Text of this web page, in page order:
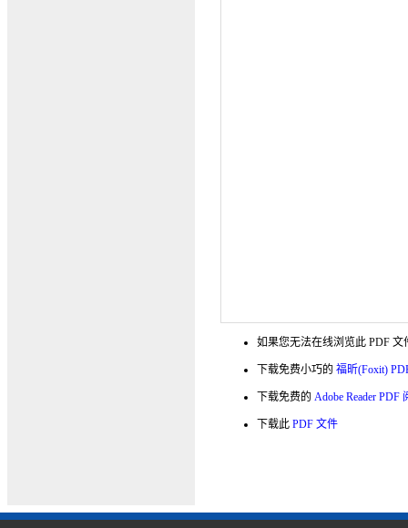
如果您无法在线浏览此 PDF 文
下载免费小巧的 福昕(Foxit)
下载免费的 Adobe Reader PDF
下载此 PDF 文件